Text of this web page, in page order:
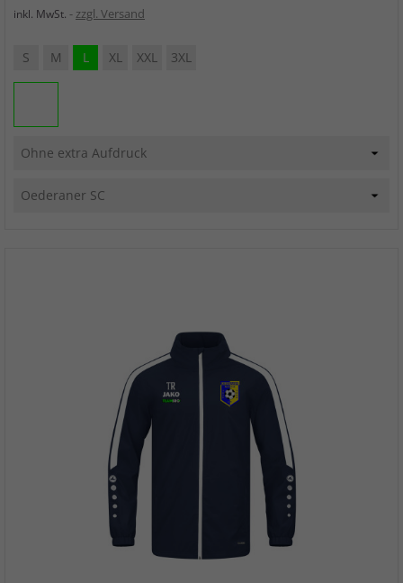
inkl. MwSt. zzgl. Versand
S M L XL XXL 3XL